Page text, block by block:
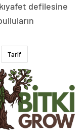
defilesine
Tarif